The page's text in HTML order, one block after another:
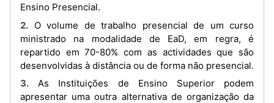
Ensino Presencial.
2. O volume de trabalho presencial de um curso
ministrado na modalidade de EaD, em regra, é
repartido em 70-80% com as actividades que são
desenvolvidas à distância ou de forma não presencial.
3. As Instituições de Ensino Superior podem
apresentar uma outra alternativa de organização da